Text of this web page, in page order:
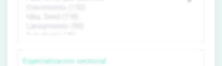
Especialización sectorial